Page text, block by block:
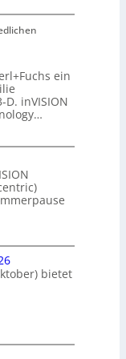
ein
inVISION
bietet